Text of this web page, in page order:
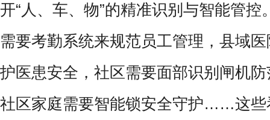
开“人、车、物”的精准识别与智能管控
需要考勤系统来规范员工管理，县域
护医患安全，社区需要面部识别闸机
社区家庭需要智能锁安全守护……这些